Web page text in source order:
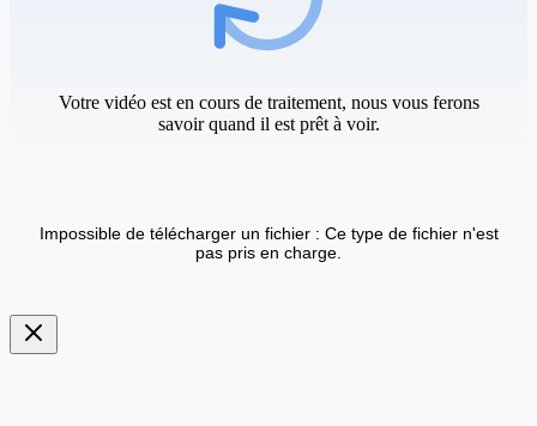
Votre vidéo est en cours de traitement, nous vous ferons
savoir quand il est prêt à voir.
Impossible de télécharger un fichier : Ce type de fichier n'est
pas pris en charge.